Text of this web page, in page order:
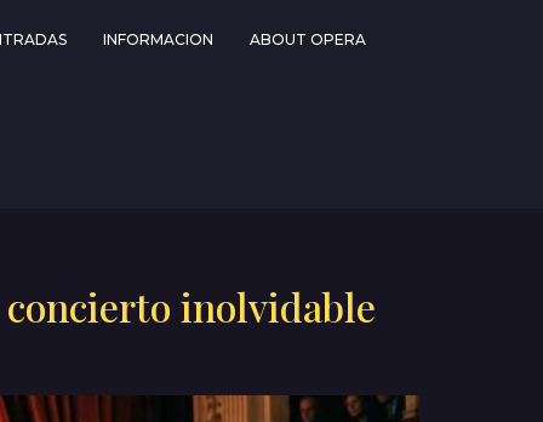
INFORMACION ABOUT OPERA
concierto inolvidable